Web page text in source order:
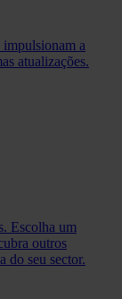
impulsionam a
atualizações.
Escolha um
outros
do seu sector.